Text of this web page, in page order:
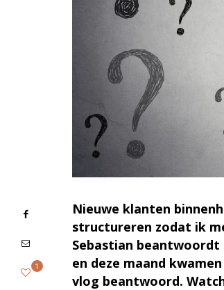
Nieuwe klanten
structureren zodat ik
Sebastian beantwoordt
en deze maand
vlog beantwoord.
1